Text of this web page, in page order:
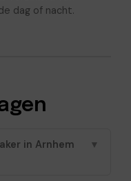
dag of nacht.
in Arnhem
▼